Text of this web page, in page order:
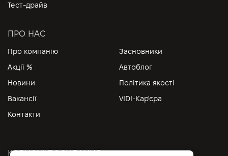
Тест-драйв
ПРО НАС
Про компанію
Засновники
Акції %
Автоблог
Новини
Політика якості
Вакансії
VIDI-Кар'єра
Контакти
КОРИСНІ ПОСИЛАННЯ